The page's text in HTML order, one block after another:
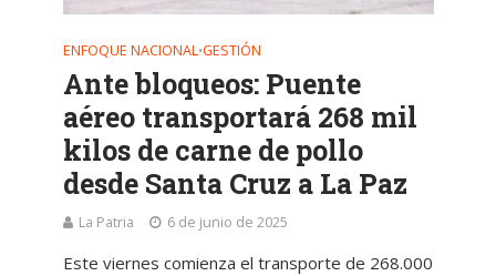
ENFOQUE NACIONAL•GESTIÓN
Ante bloqueos: Puente
aéreo transportará 268 mil
kilos de carne de pollo
desde Santa Cruz a La Paz
La Patria 6 de junio de 2025
Este viernes comienza el transporte de 268.000